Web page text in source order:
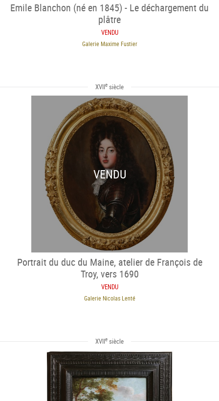
Emile Blanchon (né en 1845) - Le déchargement du
plâtre
VENDU
Galerie Maxime Fustier
XVIIe siècle
VENDU
Portrait du duc du Maine, atelier de François de
Troy, vers 1690
VENDU
Galerie Nicolas Lenté
XVIIe siècle